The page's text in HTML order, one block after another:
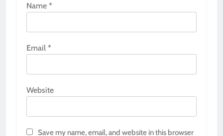
Name *
Email *
Website
Save my name, email, and website in this browser